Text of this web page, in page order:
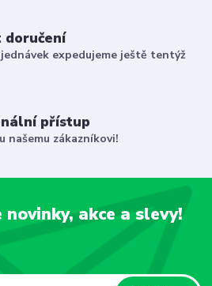
doručení
expedujeme ještě tentýž
přístup
našemu zákazníkovi!
akce a slevy!